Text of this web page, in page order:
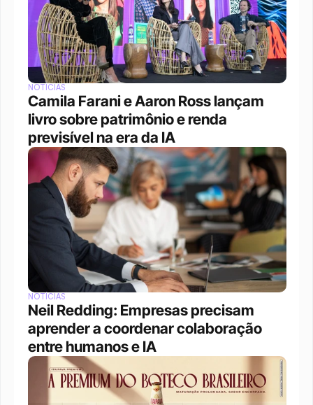
NOTÍCIAS
Camila Farani e Aaron Ross lançam
livro sobre patrimônio e renda
previsível na era da IA
NOTÍCIAS
Neil Redding: Empresas precisam
aprender a coordenar colaboração
entre humanos e IA